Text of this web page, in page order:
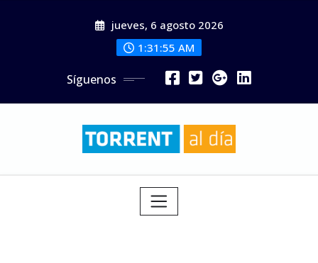
jueves, 6 agosto 2026
1:31:57 AM
Síguenos